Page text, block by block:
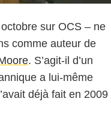
sur OCS – ne
comme auteur de
. S’agit-il d’un
a lui-même
déjà fait en 2009